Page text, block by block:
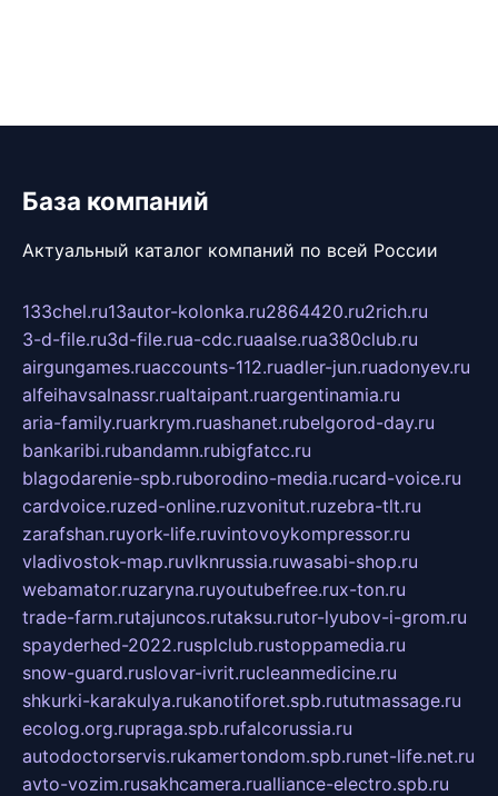
База компаний
Актуальный каталог компаний по всей России
133chel.ru13autor-kolonka.ru2864420.ru2rich.ru
3-d-file.ru3d-file.rua-cdc.ruaalse.rua380club.ru
airgungames.ruaccounts-112.ruadler-jun.ruadonyev.ru
alfeihavsalnassr.rualtaipant.ruargentinamia.ru
aria-family.ruarkrym.ruashanet.rubelgorod-day.ru
bankaribi.rubandamn.rubigfatcc.ru
blagodarenie-spb.ruborodino-media.rucard-voice.ru
cardvoice.ruzed-online.ruzvonitut.ruzebra-tlt.ru
zarafshan.ruyork-life.ruvintovoykompressor.ru
vladivostok-map.ruvlknrussia.ruwasabi-shop.ru
webamator.ruzaryna.ruyoutubefree.rux-ton.ru
trade-farm.rutajuncos.rutaksu.rutor-lyubov-i-grom.ru
spayderhed-2022.rusplclub.rustoppamedia.ru
snow-guard.ruslovar-ivrit.rucleanmedicine.ru
shkurki-karakulya.rukanotiforet.spb.rututmassage.ru
ecolog.org.rupraga.spb.rufalcorussia.ru
autodoctorservis.rukamertondom.spb.runet-life.net.ru
avto-vozim.rusakhcamera.rualliance-electro.spb.ru